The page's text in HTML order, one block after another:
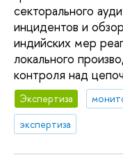
секторального
инцидентов и
индийских мер
локального
контроля над
Экспертиза
экспертиза